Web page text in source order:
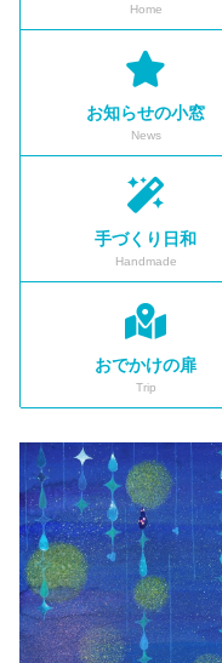
Home
お知らせの小窓
News
手づくり日和
Handmade
おでかけの扉
Trip